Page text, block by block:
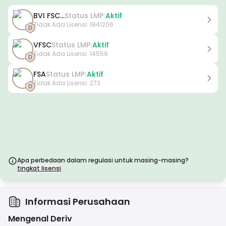
BVI FSC...Status LMP:Aktif
Tidak Ada Lisensi: 1841206
VFSCStatus LMP:Aktif
Tidak Ada Lisensi: 14556
FSAStatus LMP:Aktif
Tidak Ada Lisensi: 273
Apa perbedaan dalam regulasi untuk masing-masing?
tingkat lisensi
Lisensi Kelas A
Dikeluarkan oleh regulator terkenal secara global, lisensi ini
memastikan perlindungan pedagang tertinggi melalui kepatuhan
yang ketat, pemisahan dana, asuransi, dan audit rutin.
Penyelesaian sengketa dan kepatuhan terhadap standar AML/CTF
semakin meningkatkan keamanan.
Lisensi Kelas B
Diberikan oleh regulator regional yang dihormati, lisensi ini
menawarkan langkah-langkah keamanan yang kuat seperti
pedagang harus berhati-hati dan memverifikasi langkah-
langkah keamanan.
asuransi. Meskipun menarik untuk fleksibilitas operasional, lisensi ini
menimbulkan risiko yang lebih tinggi bagi pedagang.
Informasi Perusahaan
Mengenal Deriv